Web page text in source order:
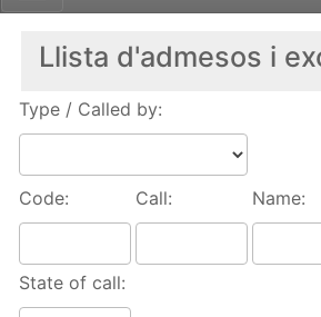
Llista d'admesos i
Type / Called by:
Code: Call: Name:
State of call: